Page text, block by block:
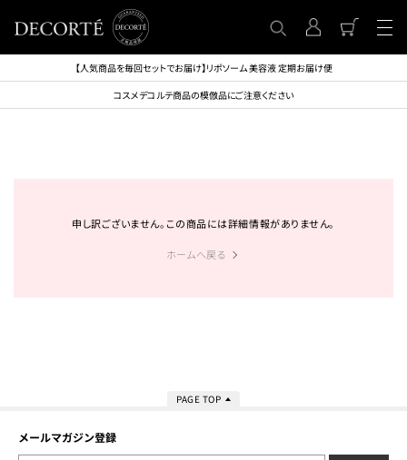
【人気商品を毎回セットでお届け】リポソーム 美容液 定期お届け便
コスメデコルテ商品の模倣品にご注意ください
申し訳ございません。この商品には詳細情報がありません。
ホームへ戻る
PAGE TOP
メールマガジン登録